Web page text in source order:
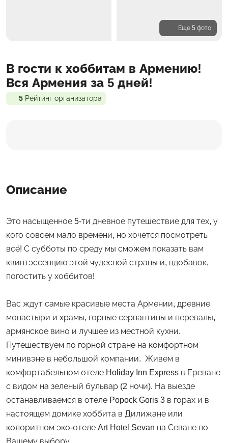
Еще 5 фото
Программа Проживание Входит в стоимость
В гости к хоббитам в Армению!
Вся Армения за 5 дней!
5 Рейтинг организатора
Описание
Это насыщенное 5-ти дневное путешествие для тех, у
кого совсем мало времени, но хочется посмотреть
всё! С субботы по среду мы сможем показать вам
квинтэссенцию этой чудесной страны и, вдобавок,
погостить у хоббитов!
Вас ждут самые красивые места Армении, древние
монастыри и храмы, горные серпантины и перевалы,
армянское вино и лучшее из местной кухни.
Путешествуем по горной стране на комфортном
минивэне в небольшой компании. Живем в
комфортабельном отеле Holiday Inn Express в Ереване
с видом на зеленый бульвар (2 ночи). На выезде
останавливаемся в отеле Popock Goris 3 в горах и в
настоящем домике хоббита в Дилижане или
колоритном эко-отеле Art Hotel Sevan на Севане по